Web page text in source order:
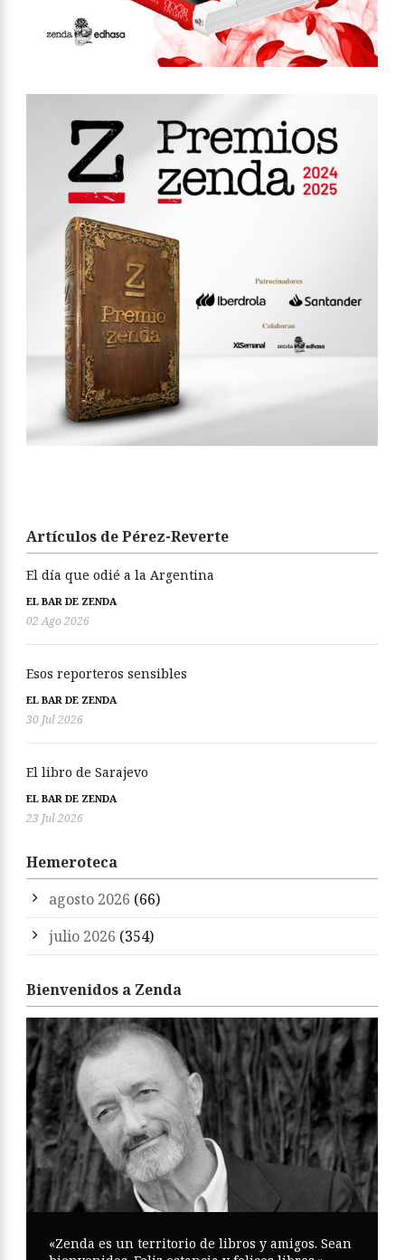
Artículos de Pérez-Reverte
El día que odié a la Argentina
EL BAR DE ZENDA
02 Ago 2026
Esos reporteros sensibles
EL BAR DE ZENDA
30 Jul 2026
El libro de Sarajevo
EL BAR DE ZENDA
23 Jul 2026
Hemeroteca
agosto 2026 (66)
julio 2026 (354)
Bienvenidos a Zenda
«Zenda es un territorio de libros y amigos. Sean